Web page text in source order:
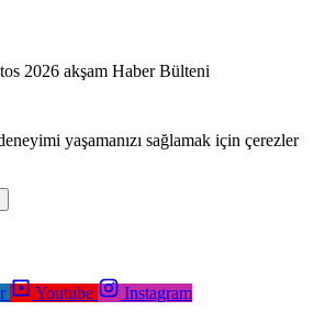
2026 akşam Haber Bülteni
yaşamanızı sağlamak için çerezler
Youtube Instagram